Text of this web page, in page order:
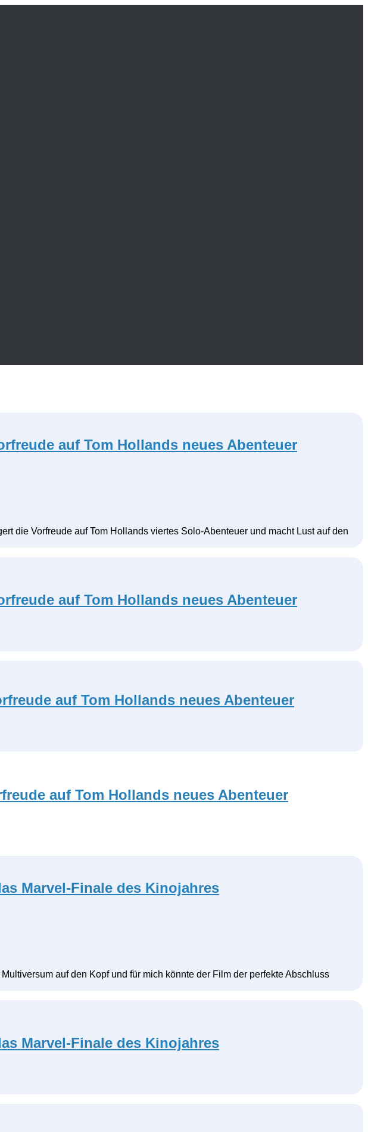
auf Tom Hollands neues Abenteuer
die Vorfreude auf Tom Hollands viertes Solo-Abenteuer und macht Lust auf den
auf Tom Hollands neues Abenteuer
auf Tom Hollands neues Abenteuer
auf Tom Hollands neues Abenteuer
Marvel-Finale des Kinojahres
auf den Kopf und für mich könnte der Film der perfekte Abschluss
Marvel-Finale des Kinojahres